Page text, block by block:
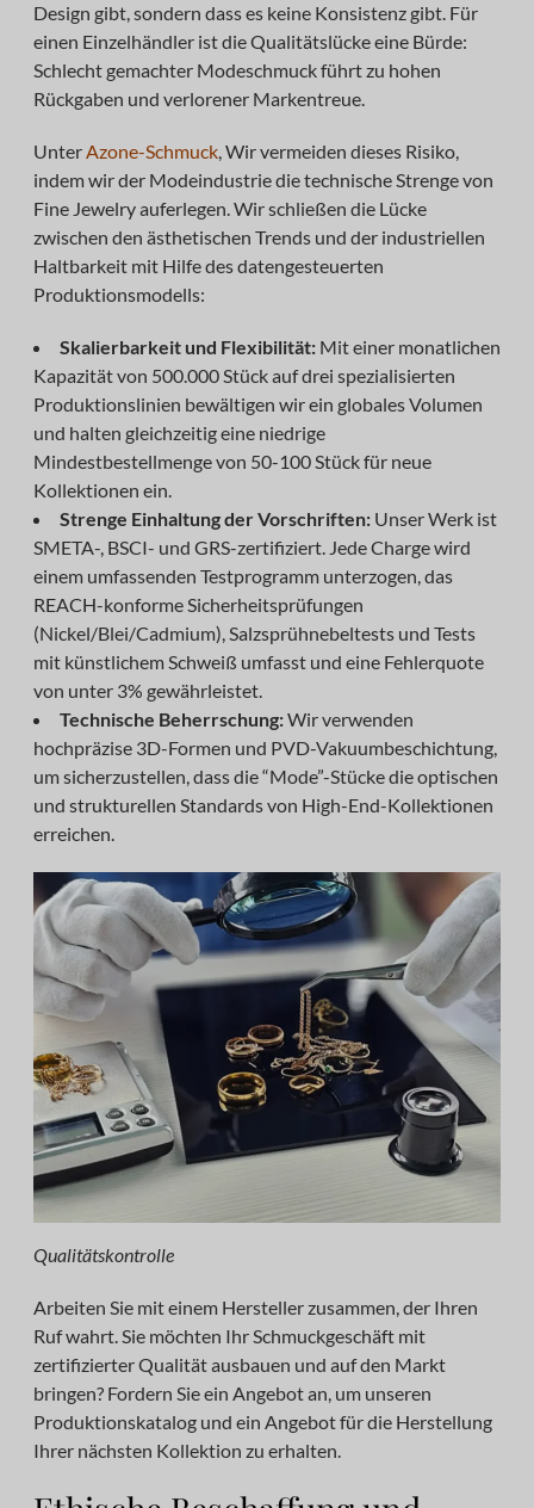
Design gibt, sondern dass es keine Konsistenz gibt. Für
einen Einzelhändler ist die Qualitätslücke eine Bürde:
Schlecht gemachter Modeschmuck führt zu hohen
Rückgaben und verlorener Markentreue.
UnterAzone-Schmuck, Wir vermeiden dieses Risiko,
indem wir der Modeindustrie die technische Strenge von
Fine Jewelry auferlegen. Wir schließen die Lücke
zwischen den ästhetischen Trends und der industriellen
Haltbarkeit mit Hilfe des datengesteuerten
Produktionsmodells:
Skalierbarkeit und Flexibilität:Mit einer monatlichen
Kapazität von 500.000 Stück auf drei spezialisierten
Produktionslinien bewältigen wir ein globales Volumen
und halten gleichzeitig eine niedrige
Mindestbestellmenge von 50-100 Stück für neue
Kollektionen ein.
Strenge Einhaltung der Vorschriften:Unser Werk ist
SMETA-, BSCI- und GRS-zertifiziert. Jede Charge wird
einem umfassenden Testprogramm unterzogen, das
REACH-konforme Sicherheitsprüfungen
(Nickel/Blei/Cadmium), Salzsprühnebeltests und Tests
mit künstlichem Schweiß umfasst und eine Fehlerquote
von unter 3% gewährleistet.
Technische Beherrschung:Wir verwenden
hochpräzise 3D-Formen und PVD-Vakuumbeschichtung,
um sicherzustellen, dass die “Mode”-Stücke die optischen
und strukturellen Standards von High-End-Kollektionen
erreichen.
Qualitätskontrolle
Arbeiten Sie mit einem Hersteller zusammen, der Ihren
Ruf wahrt. Sie möchten Ihr Schmuckgeschäft mit
zertifizierter Qualität ausbauen und auf den Markt
bringen? Fordern Sie ein Angebot an, um unseren
Produktionskatalog und ein Angebot für die Herstellung
Ihrer nächsten Kollektion zu erhalten.